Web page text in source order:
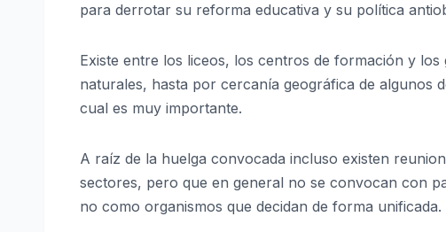
para derrotar su reforma educativa y su política
Existe entre los liceos, los centros de formación y
naturales, hasta por cercanía geográfica de algunos
cual es muy importante.
A raíz de la huelga convocada incluso existen
sectores, pero que en general no se convocan con
no como organismos que decidan de forma unificada.